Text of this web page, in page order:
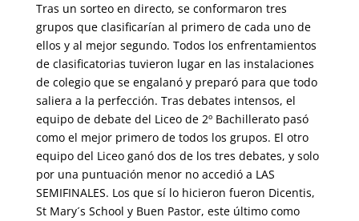
Tras un sorteo en directo, se conformaron tres
grupos que clasificarían al primero de cada uno de
ellos y al mejor segundo. Todos los enfrentamientos
de clasificatorias tuvieron lugar en las instalaciones
de colegio que se engalanó y preparó para que todo
saliera a la perfección. Tras debates intensos, el
equipo de debate del Liceo de 2º Bachillerato pasó
como el mejor primero de todos los grupos. El otro
equipo del Liceo ganó dos de los tres debates, y solo
por una puntuación menor no accedió a LAS
SEMIFINALES. Los que sí lo hicieron fueron Dicentis,
St Mary´s School y Buen Pastor, este último como